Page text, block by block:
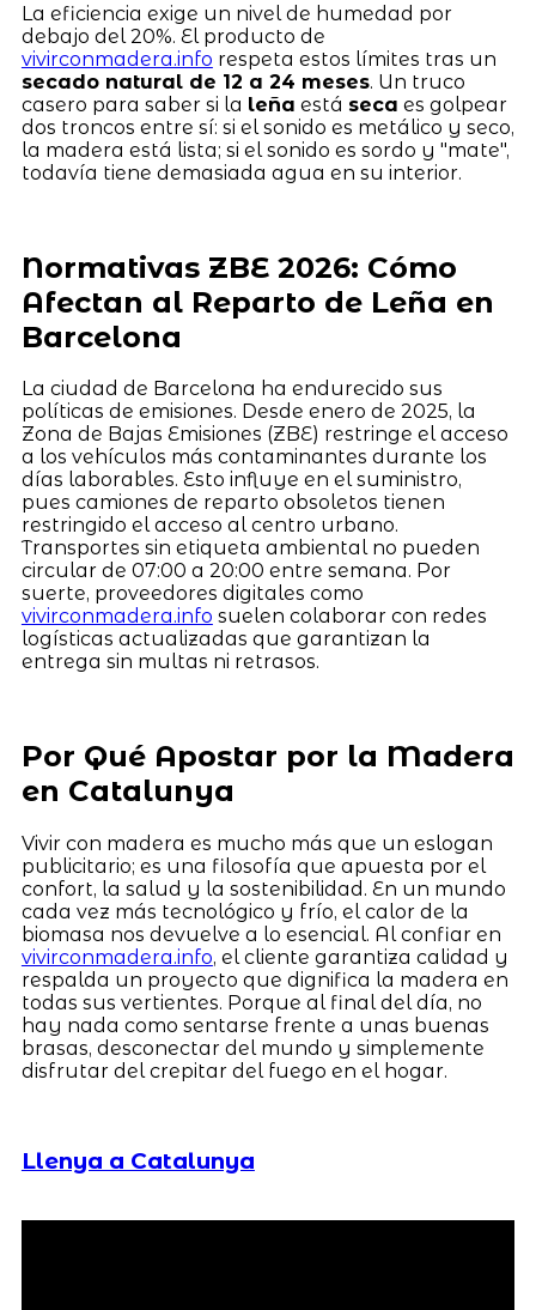
La eficiencia exige un nivel de humedad por
debajo del 20%. El producto de
vivirconmadera.info respeta estos límites tras un
secado natural de 12 a 24 meses. Un truco
casero para saber si la leña está seca es golpear
dos troncos entre sí: si el sonido es metálico y seco,
la madera está lista; si el sonido es sordo y "mate",
todavía tiene demasiada agua en su interior.
Normativas ZBE 2026: Cómo
Afectan al Reparto de Leña en
Barcelona
La ciudad de Barcelona ha endurecido sus
políticas de emisiones. Desde enero de 2025, la
Zona de Bajas Emisiones (ZBE) restringe el acceso
a los vehículos más contaminantes durante los
días laborables. Esto influye en el suministro,
pues camiones de reparto obsoletos tienen
restringido el acceso al centro urbano.
Transportes sin etiqueta ambiental no pueden
circular de 07:00 a 20:00 entre semana. Por
suerte, proveedores digitales como
vivirconmadera.info suelen colaborar con redes
logísticas actualizadas que garantizan la
entrega sin multas ni retrasos.
Por Qué Apostar por la Madera
en Catalunya
Vivir con madera es mucho más que un eslogan
publicitario; es una filosofía que apuesta por el
confort, la salud y la sostenibilidad. En un mundo
cada vez más tecnológico y frío, el calor de la
biomasa nos devuelve a lo esencial. Al confiar en
vivirconmadera.info, el cliente garantiza calidad y
respalda un proyecto que dignifica la madera en
todas sus vertientes. Porque al final del día, no
hay nada como sentarse frente a unas buenas
brasas, desconectar del mundo y simplemente
disfrutar del crepitar del fuego en el hogar.
Llenya a Catalunya